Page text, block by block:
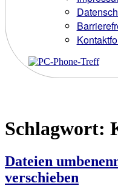
Schlagwort:
Dateien
verschieben